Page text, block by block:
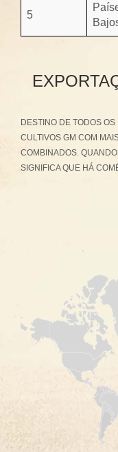
5
DESTINO DE TODOS
CULTIVOS GM COM
COMBINADOS.
SIGNIFICA QUE HÁ